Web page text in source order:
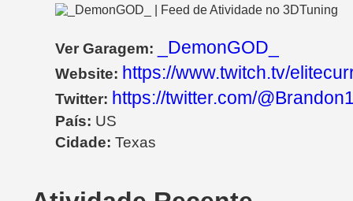
Ver Garagem: _DemonGOD_
Website: https://www.twitch.tv/
Twitter: https://twitter.com/
País: US
Cidade: Texas